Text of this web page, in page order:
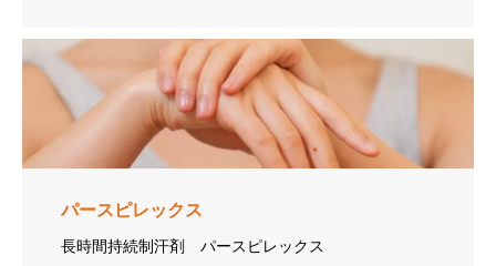
パースピレックス
長時間持続制汗剤 パースピレックス